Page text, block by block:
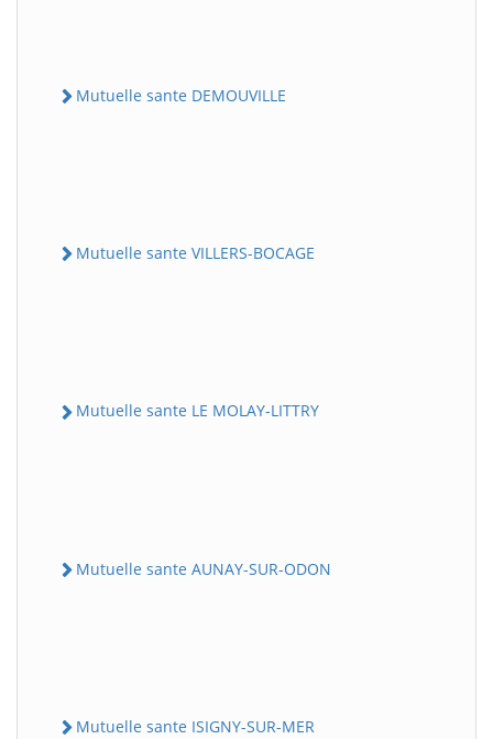
Mutuelle sante DEMOUVILLE
Mutuelle sante VILLERS-BOCAGE
Mutuelle sante LE MOLAY-LITTRY
Mutuelle sante AUNAY-SUR-ODON
Mutuelle sante ISIGNY-SUR-MER